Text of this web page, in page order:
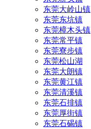
东莞大岭山镇
东莞东坑镇
东莞樟木头镇
东莞常平镇
东莞寮步镇
东莞松山湖
东莞大朗镇
东莞黄江镇
东莞清溪镇
东莞石排镇
东莞厚街镇
东莞石碣镇